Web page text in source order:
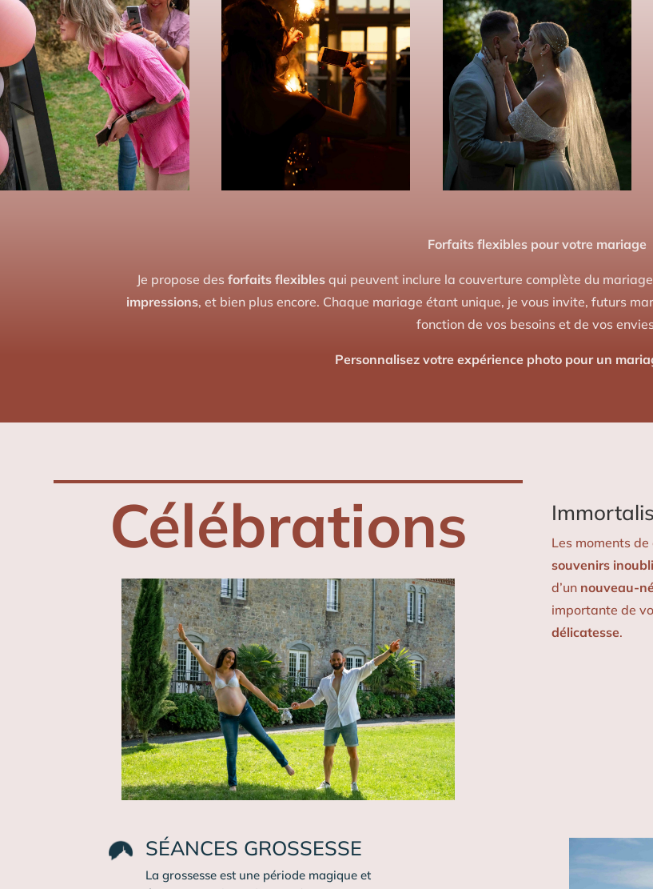
Forfaits flexibles pour votre mariage
Je propose des forfaits flexiblesqui peuvent inclure la couverture complète du
impressions, et bien plus encore. Chaque mariage étant unique, je vous invite, futurs
fonction de vos besoins et de vos
Personnalisez votre expérience photo pour un
Célébrations
Les moments
souvenirs
d’un nouveau-né
importante de
délicatesse.
SÉANCES GROSSESSE
La grossesse est une période magique et